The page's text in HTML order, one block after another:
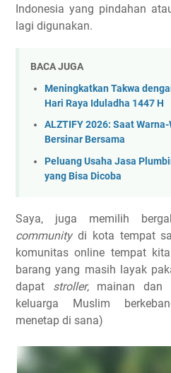
Indonesia yang pindahan
lagi digunakan.
BACA JUGA
Meningkatkan Takwa
Hari Raya Iduladha 1447 H
ALZTIFY 2026: Saat
Bersinar Bersama
Peluang Usaha Jasa
yang Bisa Dicoba
Saya, juga memilih
communitydi kota tempat
komunitas online tempat
barang yang masih layak
dapat stroller, mainan dan
keluarga Muslim
menetap di sana)